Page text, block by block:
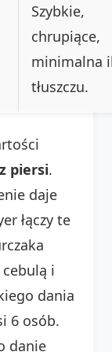
Szybkie,
chrupiące,
minimalna
tłuszczu.
piersi.
daje
łączy te
i
dania
6 osób.
danie